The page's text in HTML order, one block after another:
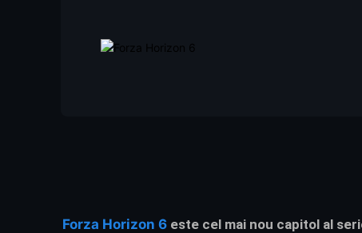
Forza Horizon 6este cel mai nou capitol al